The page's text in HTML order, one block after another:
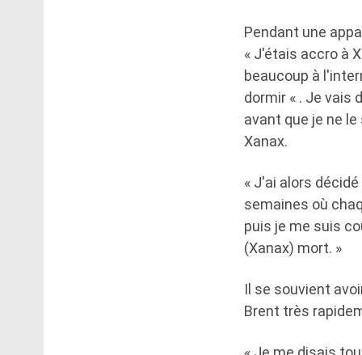
Pendant une
« J'étais accro à
beaucoup à
dormir « . Je vais
avant que je ne
Xanax.
« J'ai alors
semaines où
puis je me suis
(Xanax) mort. »
Il se souvient
Brent très